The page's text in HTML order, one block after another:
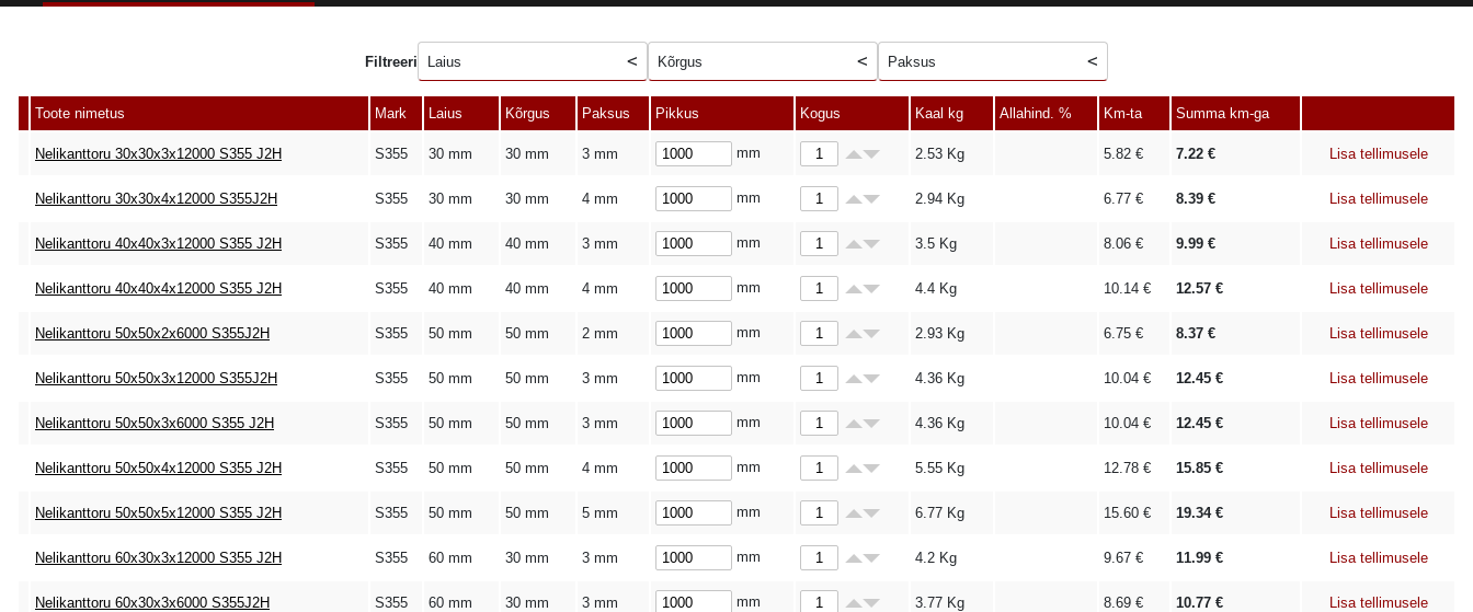
Filtreeri Laius Kõrgus Paksus
Toote nimetus Mark Laius Kõrgus Paksus Pikkus Kogus Kaal kg Allahind. % Km-ta Summa km-ga
Nelikanttoru 30x30x3x12000 S355 J2H S355 30 mm 30 mm 3 mm mm 2.53 Kg 5.82 € 7.22 € Lisa tellimusele
Nelikanttoru 30x30x4x12000 S355J2H S355 30 mm 30 mm 4 mm mm 2.94 Kg 6.77 € 8.39 € Lisa tellimusele
Nelikanttoru 40x40x3x12000 S355 J2H S355 40 mm 40 mm 3 mm mm 3.5 Kg 8.06 € 9.99 € Lisa tellimusele
Nelikanttoru 40x40x4x12000 S355 J2H S355 40 mm 40 mm 4 mm mm 4.4 Kg 10.14 € 12.57 € Lisa tellimusele
Nelikanttoru 50x50x2x6000 S355J2H S355 50 mm 50 mm 2 mm mm 2.93 Kg 6.75 € 8.37 € Lisa tellimusele
Nelikanttoru 50x50x3x12000 S355J2H S355 50 mm 50 mm 3 mm mm 4.36 Kg 10.04 € 12.45 € Lisa tellimusele
Nelikanttoru 50x50x3x6000 S355 J2H S355 50 mm 50 mm 3 mm mm 4.36 Kg 10.04 € 12.45 € Lisa tellimusele
Nelikanttoru 50x50x4x12000 S355 J2H S355 50 mm 50 mm 4 mm mm 5.55 Kg 12.78 € 15.85 € Lisa tellimusele
Nelikanttoru 50x50x5x12000 S355 J2H S355 50 mm 50 mm 5 mm mm 6.77 Kg 15.60 € 19.34€ Lisa tellimusele
Nelikanttoru 60x30x3x12000 S355 J2H S355 60 mm 30 mm 3 mm mm 4.2 Kg 9.67 € 11.99 € Lisa tellimusele
Nelikanttoru 60x30x3x6000 S355J2H S355 60 mm 30 mm 3 mm mm 3.77 Kg 8.69 € 10.77 € Lisa tellimusele